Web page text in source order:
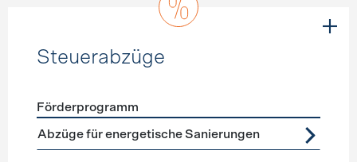
Steuerabzüge
Förderprogramme Steuerabzüge
Förderprogramm
Abzüge für energetische Sanierungen